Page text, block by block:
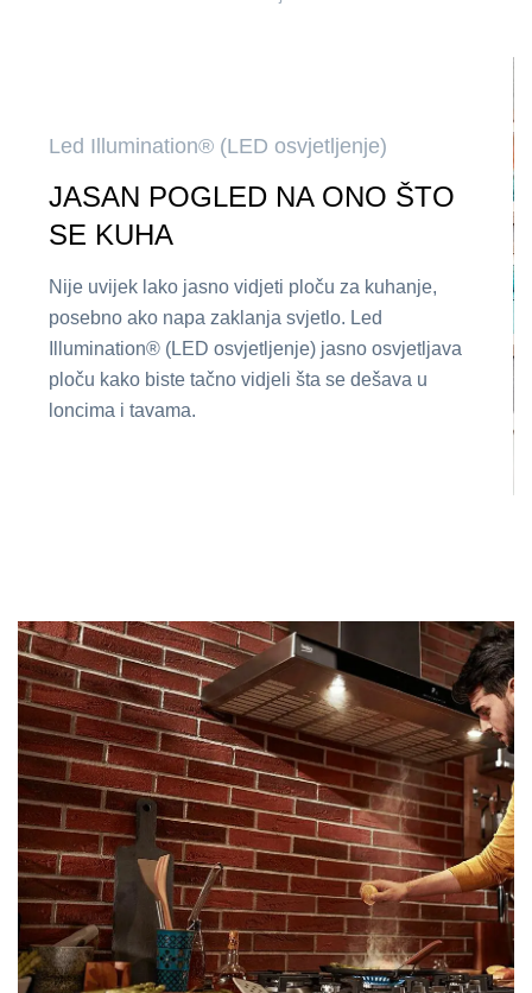
Led Illumination® (LED osvjetljenje)
JASAN POGLED NA ONO ŠTO
SE KUHA
Nije uvijek lako jasno vidjeti ploču za kuhanje,
posebno ako napa zaklanja svjetlo. Led
Illumination® (LED osvjetljenje) jasno osvjetljava
ploču kako biste tačno vidjeli šta se dešava u
loncima i tavama.